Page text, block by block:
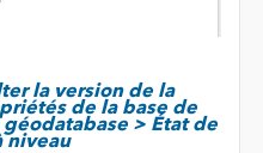
la version de la
de la base de
> État de
niveau